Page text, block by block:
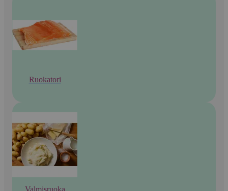
Ruokatori
Valmisruoka